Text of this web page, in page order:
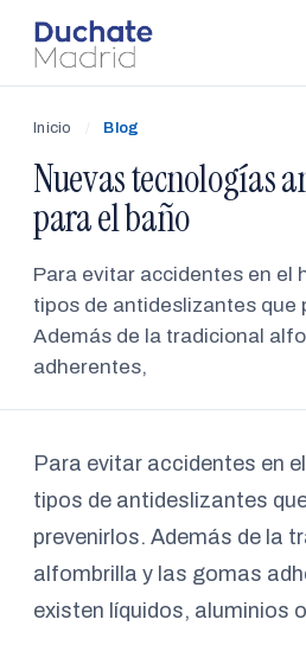
Inicio / Blog
Nuevas tecnologías
para el baño
Para evitar accidentes en el
tipos de antideslizantes que
Además de la tradicional
adherentes,
Para evitar accidentes en
tipos de antideslizantes
prevenirlos. Además de la
alfombrilla y las gomas
existen líquidos, aluminios